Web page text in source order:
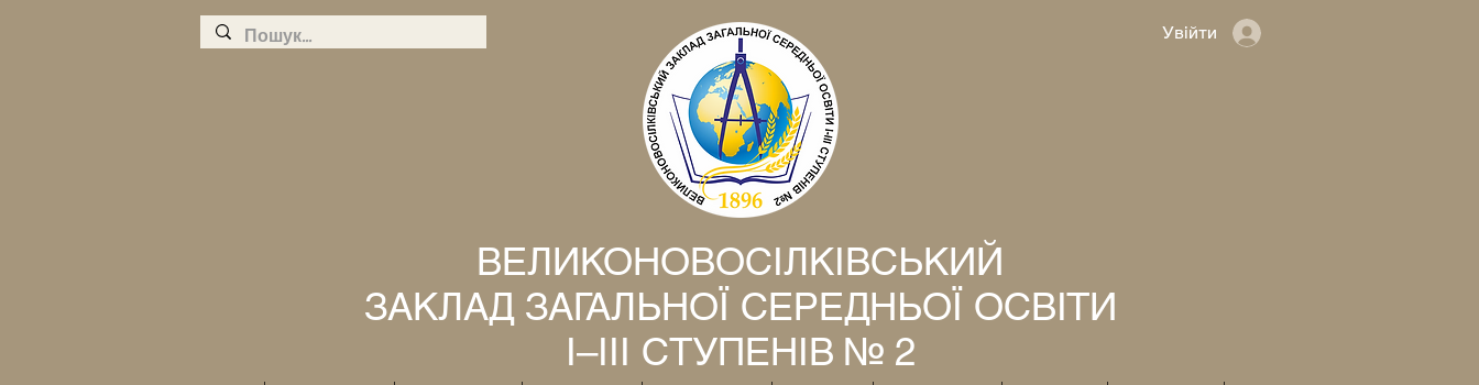
Увійти
ВЕЛИКОНОВОСІЛКІВСЬКИЙ
ЗАКЛАД ЗАГАЛЬНОЇ СЕРЕДНЬОЇ ОСВІТИ
І–ІІІ СТУПЕНІВ № 2